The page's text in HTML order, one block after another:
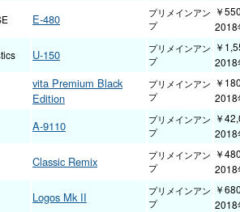
E-480
プリメインアン
プ
￥
2018
U-150
プリメインアン
プ
￥
2018
vita Premium Black
Edition
プリメインアン
プ
￥
2018
A-9110
プリメインアン
プ
￥
2018
Classic Remix
プリメインアン
プ
￥
2018
Logos Mk II
プリメインアン
プ
￥
2018